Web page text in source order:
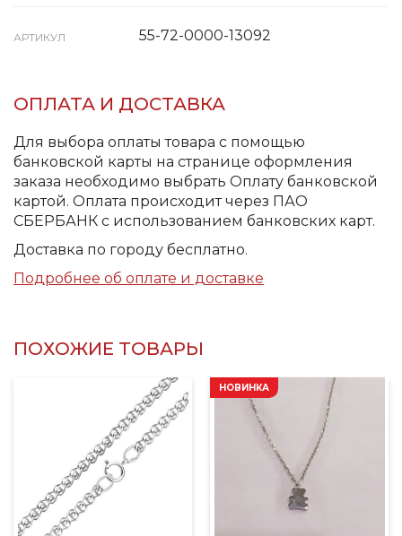
АРТИКУЛ 55-72-0000-13092
ОПЛАТА И ДОСТАВКА
Для выбора оплаты товара с помощью
банковской карты на странице оформления
заказа необходимо выбрать Оплату банковской
картой. Оплата происходит через ПАО
СБЕРБАНК с использованием банковских карт.
Доставка по городу бесплатно.
Подробнее об оплате и доставке
ПОХОЖИЕ ТОВАРЫ
НОВИНКА